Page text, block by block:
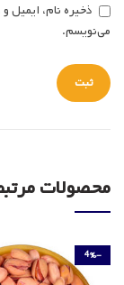
ذخیره نام، ایمیل
می‌نویسم.
محصولات
-4%